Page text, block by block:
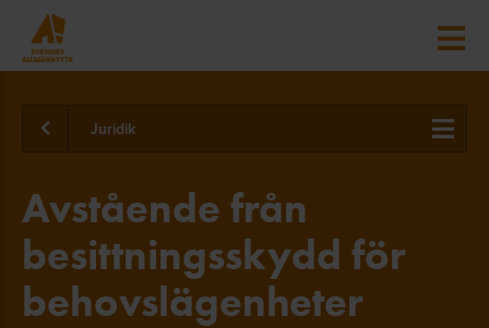
Juridik
Avstående från
besittningsskydd för
behovslägenheter